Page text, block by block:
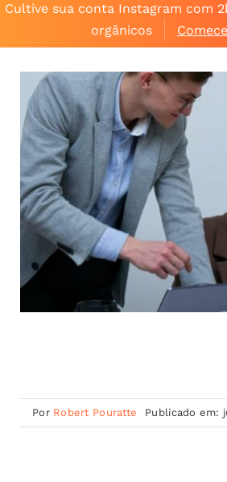
Cultive sua conta Instagram com
orgânicos
Comece
Por Robert Pouratte Publicado em: